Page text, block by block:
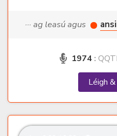
··· ag leasú agus
1974 :
Léigh